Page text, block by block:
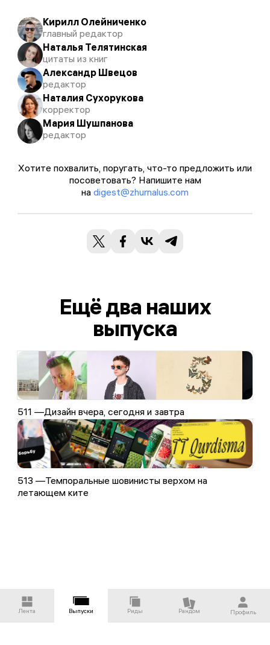
Лента Выпуски Риды Рандом Профиль
Кирилл Олейниченко
главный редактор
Наталья Телятинская
цитаты из книг
Александр Швецов
редактор
Наталия Сухорукова
корректор
Мария Шушпанова
редактор
Хотите похвалить, поругать, что-то предложить или
посоветовать? Напишите нам
на digest@zhurnalus.com
Ещё два наших
выпуска
511 —Дизайн вчера, сегодня и завтра
513 —Темпоральные шовинисты верхом на
летающем ките